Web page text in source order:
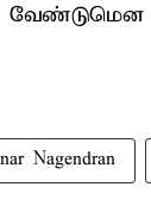
Nagendran